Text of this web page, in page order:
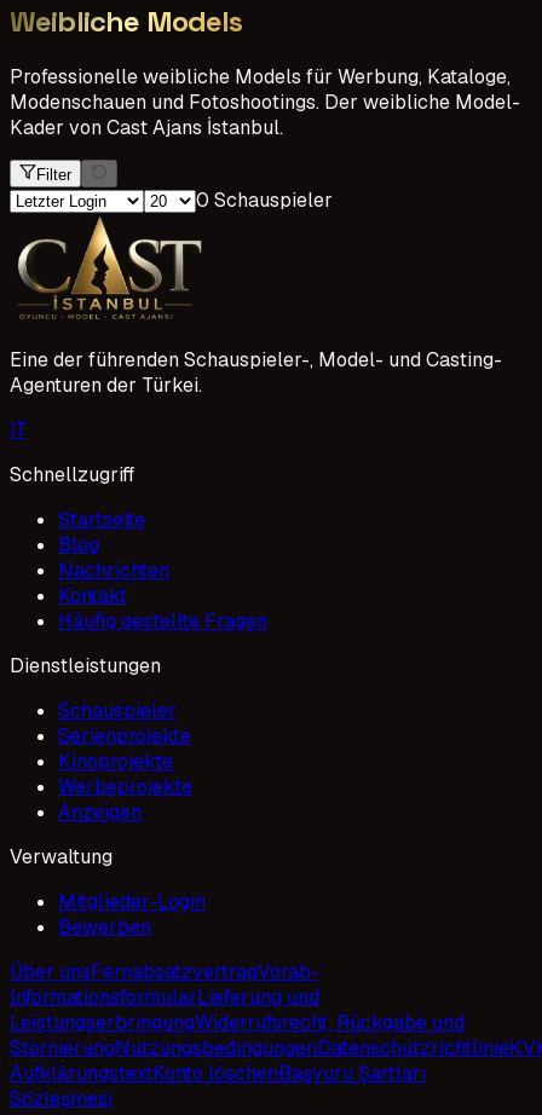
Weibliche Models
Professionelle weibliche Models für Werbung, Kataloge,
Modenschauen und Fotoshootings. Der weibliche Model-
Kader von Cast Ajans İstanbul.
Filter
0 Schauspieler
Eine der führenden Schauspieler-, Model- und Casting-
Agenturen der Türkei.
IT
Schnellzugriff
Startseite
Blog
Nachrichten
Kontakt
Häufig gestellte Fragen
Dienstleistungen
Schauspieler
Serienprojekte
Kinoprojekte
Werbeprojekte
Anzeigen
Verwaltung
Mitglieder-Login
Bewerben
Über unsFernabsatzvertragVorab-
InformationsformularLieferung und
LeistungserbringungWiderrufsrecht, Rückgabe und
StornierungNutzungsbedingungenDatenschutzrichtlinie
AufklärungstextKonto löschenBaşvuru Şartları
Sözleşmesi